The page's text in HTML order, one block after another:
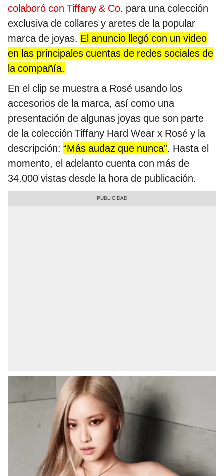
colaboró con Tiffany & Co. para una colección
exclusiva de collares y aretes de la popular
marca de joyas. El anuncio llegó con un video
en las principales cuentas de redes sociales de
la compañía.
En el clip se muestra a Rosé usando los
accesorios de la marca, así como una
presentación de algunas joyas que son parte
de la colección Tiffany Hard Wear x Rosé y la
descripción: “Más audaz que nunca”. Hasta el
momento, el adelanto cuenta con más de
34.000 vistas desde la hora de publicación.